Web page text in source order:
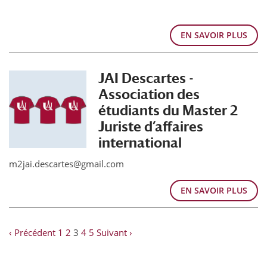
EN SAVOIR PLUS
JAI Descartes -
Association des
étudiants du Master 2
Juriste d’affaires
international
m2jai.descartes@gmail.com
EN SAVOIR PLUS
‹ Précédent 1 2 3 4 5 Suivant ›